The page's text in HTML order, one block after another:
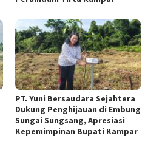
PT. Yuni Bersaudara Sejahtera
Dukung Penghijauan di Embung
Sungai Sungsang, Apresiasi
Kepemimpinan Bupati Kampar ‎